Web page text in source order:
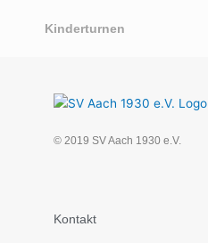
Kinderturnen
© 2019 SV Aach 1930 e.V.
Kontakt